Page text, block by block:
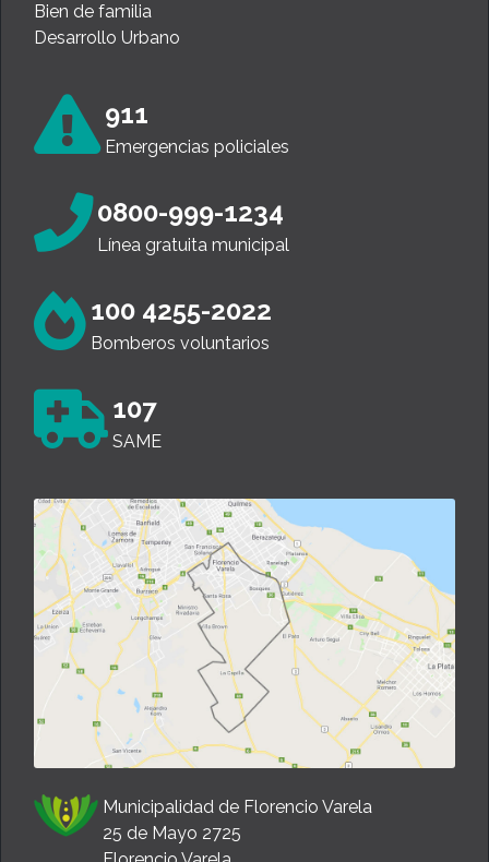
Bien de familia
Desarrollo Urbano
911
Emergencias policiales
0800-999-1234
Línea gratuita municipal
100 4255-2022
Bomberos voluntarios
107
SAME
Municipalidad de Florencio Varela
25 de Mayo 2725